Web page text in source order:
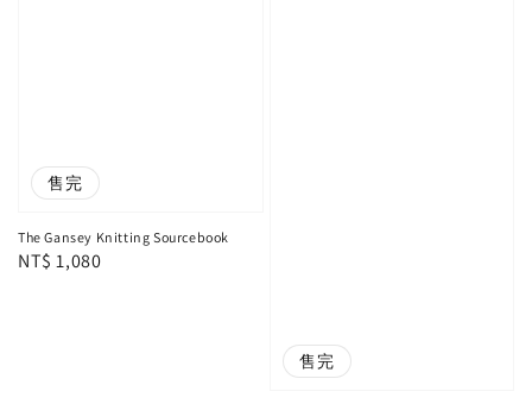
售完
The Gansey Knitting Sourcebook
Regular
NT$ 1,080
售完